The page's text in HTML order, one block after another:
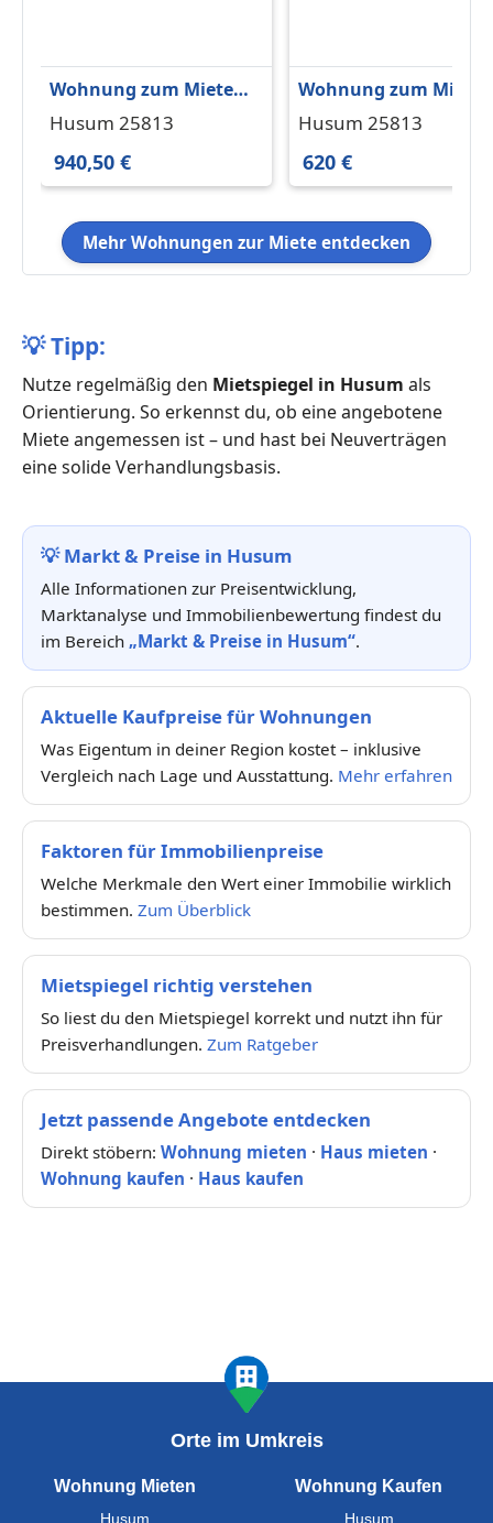
Wohnung zum Mieten
in Husum 940,50 € 99
Husum 25813
940,50 €
Wohnung zum Mieten
in Husum 620 € 62 m²
Husum 25813
620 €
Mehr Wohnungen zur Miete entdecken
💡Tipp:
Nutze regelmäßig den Mietspiegel in Husum als
Orientierung. So erkennst du, ob eine angebotene
Miete angemessen ist – und hast bei Neuverträgen
eine solide Verhandlungsbasis.
💡Markt & Preise in Husum
Alle Informationen zur Preisentwicklung,
Marktanalyse und Immobilienbewertung findest du
im Bereich „Markt & Preise in Husum“.
Aktuelle Kaufpreise für Wohnungen
Was Eigentum in deiner Region kostet – inklusive
Vergleich nach Lage und Ausstattung. Mehr erfahren
Faktoren für Immobilienpreise
Welche Merkmale den Wert einer Immobilie wirklich
bestimmen. Zum Überblick
Mietspiegel richtig verstehen
So liest du den Mietspiegel korrekt und nutzt ihn für
Preisverhandlungen. Zum Ratgeber
Jetzt passende Angebote entdecken
Direkt stöbern: Wohnung mieten · Haus mieten ·
Wohnung kaufen · Haus kaufen
Orte im Umkreis
Wohnung Mieten
Husum
Wohnung Kaufen
Husum